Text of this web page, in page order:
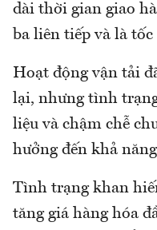
dài thời gian giao
ba liên tiếp và là
Hoạt động vận tải
lại, nhưng tình
liệu và chậm chễ
hưởng đến khả
Tình trạng khan
tăng giá hàng hóa